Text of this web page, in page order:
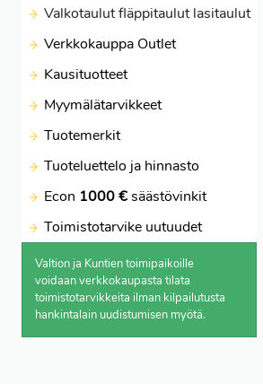
Valkotaulut fläppitaulut lasitaulut
Verkkokauppa Outlet
Kausituotteet
Myymälätarvikkeet
Tuotemerkit
Tuoteluettelo ja hinnasto
Econ 1000 €säästövinkit
Toimistotarvike uutuudet
Valtion ja Kuntien toimipaikoille
voidaan verkkokaupasta tilata
toimistotarvikkeita ilman kilpailutusta
hankintalain uudistumisen myötä.